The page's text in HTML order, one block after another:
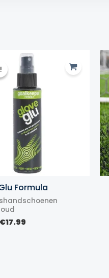
Formula
Oorspronkelijke
€17.99Huidige